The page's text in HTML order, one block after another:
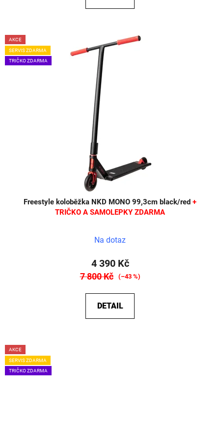
AKCE
SERVIS ZDARMA
TRIČKO ZDARMA
Freestyle koloběžka NKD MONO 99,3cm black/red +
TRIČKO A SAMOLEPKY ZDARMA
Na dotaz
4 390 Kč
7 800 Kč (–43 %)
DETAIL
AKCE
SERVIS ZDARMA
TRIČKO ZDARMA